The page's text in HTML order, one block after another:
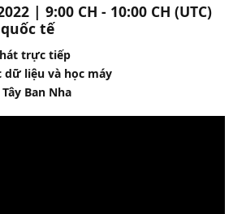
| 9:00 CH - 10:00 CH (UTC)
tế
trực tiếp
dữ liệu và học máy
Ban Nha